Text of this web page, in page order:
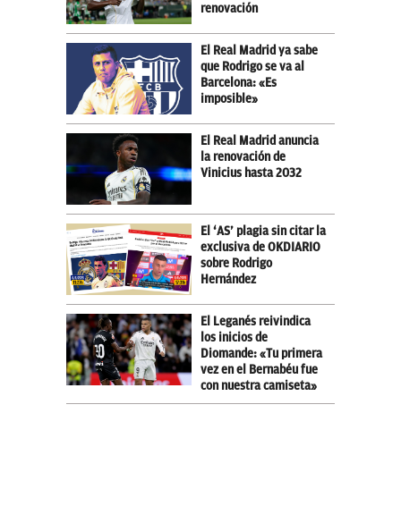
renovación
El Real Madrid ya sabe
que Rodrigo se va al
Barcelona: «Es
imposible»
El Real Madrid anuncia
la renovación de
Vinicius hasta 2032
El ‘AS’ plagia sin citar la
exclusiva de OKDIARIO
sobre Rodrigo
Hernández
El Leganés reivindica
los inicios de
Diomande: «Tu primera
vez en el Bernabéu fue
con nuestra camiseta»